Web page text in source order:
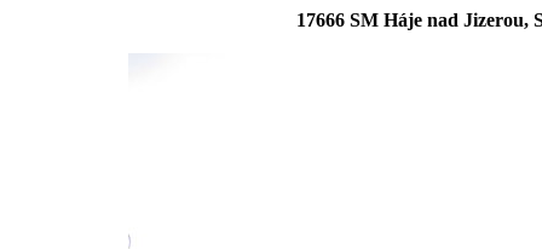
17666 SM Háje nad Jizerou,